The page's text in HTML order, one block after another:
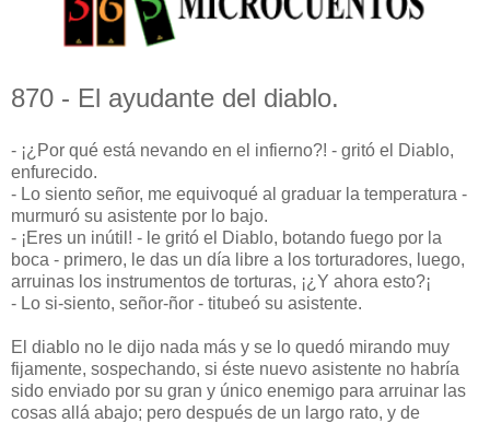
870 - El ayudante del diablo.
- ¡¿Por qué está nevando en el infierno?! - gritó el Diablo,
enfurecido.
- Lo siento señor, me equivoqué al graduar la temperatura -
murmuró su asistente por lo bajo.
- ¡Eres un inútil! - le gritó el Diablo, botando fuego por la
boca - primero, le das un día libre a los torturadores, luego,
arruinas los instrumentos de torturas, ¡¿Y ahora esto?¡
- Lo si-siento, señor-ñor - titubeó su asistente.
El diablo no le dijo nada más y se lo quedó mirando muy
fijamente, sospechando, si éste nuevo asistente no habría
sido enviado por su gran y único enemigo para arruinar las
cosas allá abajo; pero después de un largo rato, y de